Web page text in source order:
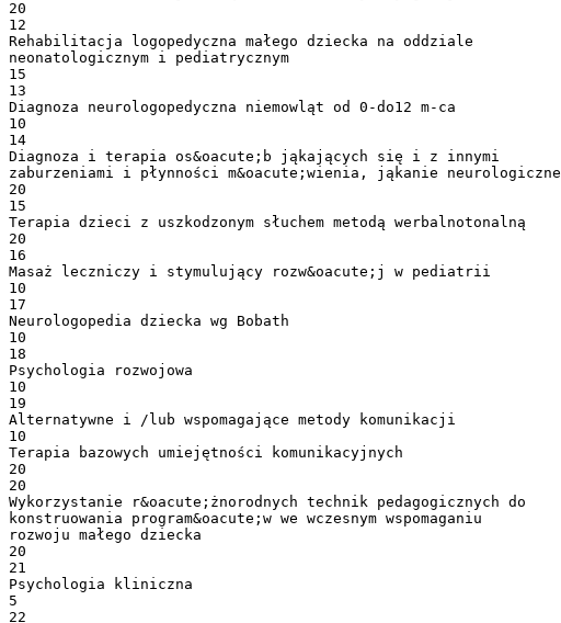
20
12
Rehabilitacja logopedyczna małego dziecka na oddziale
neonatologicznym i pediatrycznym
15
13
Diagnoza neurologopedyczna niemowląt od 0-do12 m-ca
10
14
Diagnoza i terapia os&oacute;b jąkających się i z innymi
zaburzeniami i płynności m&oacute;wienia, jąkanie neurologiczne
20
15
Terapia dzieci z uszkodzonym słuchem metodą werbalnotonalną
20
16
Masaż leczniczy i stymulujący rozw&oacute;j w pediatrii
10
17
Neurologopedia dziecka wg Bobath
10
18
Psychologia rozwojowa
10
19
Alternatywne i /lub wspomagające metody komunikacji
10
Terapia bazowych umiejętności komunikacyjnych
20
20
Wykorzystanie r&oacute;żnorodnych technik pedagogicznych do
konstruowania program&oacute;w we wczesnym wspomaganiu
rozwoju małego dziecka
20
21
Psychologia kliniczna
5
22